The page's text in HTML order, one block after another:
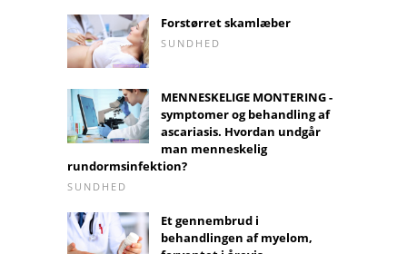
Forstørret skamlæber
SUNDHED
MENNESKELIGE MONTERING -
symptomer og behandling af
ascariasis. Hvordan undgår
man menneskelig
rundormsinfektion?
SUNDHED
Et gennembrud i
behandlingen af ​​myelom,